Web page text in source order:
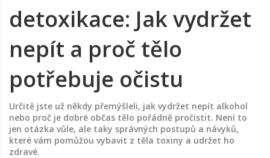
detoxikace: Jak vydržet
nepít a proč tělo
potřebuje očistu
Určitě jste už někdy přemýšleli, jak vydržet nepít alkohol
nebo proč je dobré občas tělo pořádně pročistit. Není to
jen otázka vůle, ale taky správných postupů a návyků,
které vám pomůžou vybavit z těla toxiny a udržet ho
zdravé.